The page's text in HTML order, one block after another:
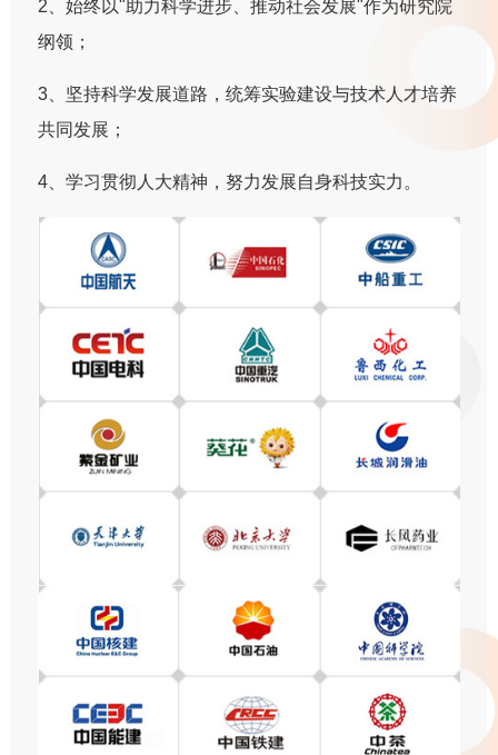
2、始终以"助力科学进步、推动社会发展"作为研究院
纲领；
3、坚持科学发展道路，统筹实验建设与技术人才培养
共同发展；
4、学习贯彻人大精神，努力发展自身科技实力。